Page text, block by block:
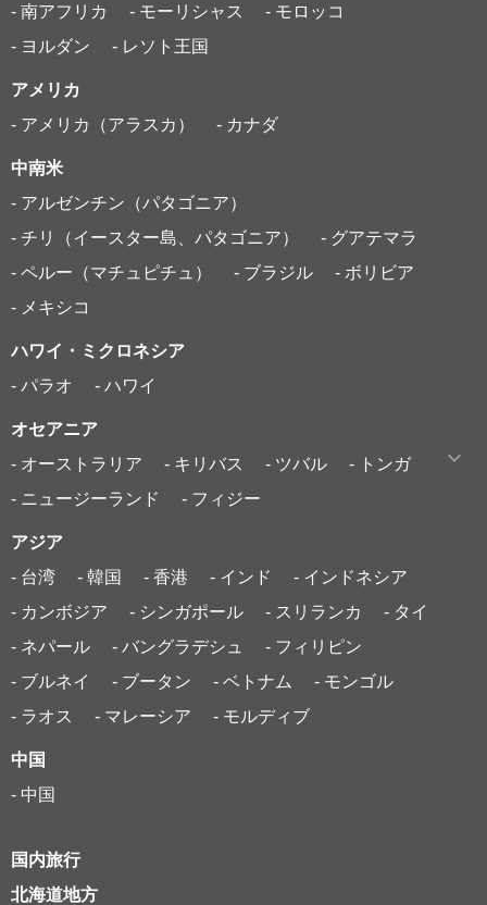
- 南アフリカ
- モーリシャス
- モロッコ
- ヨルダン
- レソト王国
アメリカ
- アメリカ（アラスカ）
- カナダ
中南米
- アルゼンチン（パタゴニア）
- チリ（イースター島、パタゴニア）
- グアテマラ
- ペルー（マチュピチュ）
- ブラジル
- ボリビア
- メキシコ
ハワイ・ミクロネシア
- パラオ
- ハワイ
オセアニア
- オーストラリア
- キリバス - ツバル
- トンガ
- ニュージーランド
- フィジー
アジア
- 台湾
- 韓国 - 香港 - インド
- インドネシア
- カンボジア
- シンガポール - スリランカ
- タイ
- ネパール
- バングラデシュ
- フィリピン
- ブルネイ
- ブータン - ベトナム
- モンゴル
- ラオス
- マレーシア - モルディブ
中国
- 中国
国内旅行
北海道地方